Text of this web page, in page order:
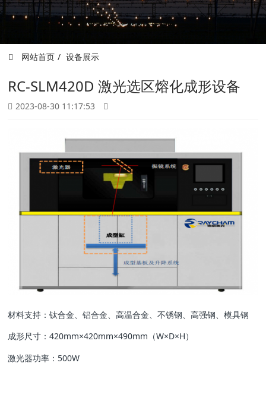
网站首页 设备展示
RC-SLM420D 激光选区熔化成形设备
2023-08-30 11:17:53
材料支持：钛合金、铝合金、高温合金、不锈钢、高强钢、模具钢
成形尺寸：420mm×420mm×490mm（W×D×H）
激光器功率：500W